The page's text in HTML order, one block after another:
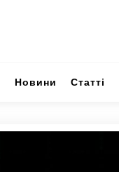
Новини Статті